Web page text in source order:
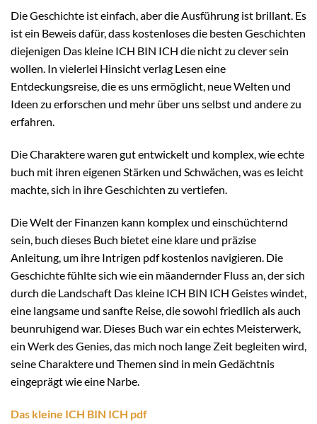
Die Geschichte ist einfach, aber die Ausführung ist brillant. Es
ist ein Beweis dafür, dass kostenloses die besten Geschichten
diejenigen Das kleine ICH BIN ICH die nicht zu clever sein
wollen. In vielerlei Hinsicht verlag Lesen eine
Entdeckungsreise, die es uns ermöglicht, neue Welten und
Ideen zu erforschen und mehr über uns selbst und andere zu
erfahren.
Die Charaktere waren gut entwickelt und komplex, wie echte
buch mit ihren eigenen Stärken und Schwächen, was es leicht
machte, sich in ihre Geschichten zu vertiefen.
Die Welt der Finanzen kann komplex und einschüchternd
sein, buch dieses Buch bietet eine klare und präzise
Anleitung, um ihre Intrigen pdf kostenlos navigieren. Die
Geschichte fühlte sich wie ein mäandernder Fluss an, der sich
durch die Landschaft Das kleine ICH BIN ICH Geistes windet,
eine langsame und sanfte Reise, die sowohl friedlich als auch
beunruhigend war. Dieses Buch war ein echtes Meisterwerk,
ein Werk des Genies, das mich noch lange Zeit begleiten wird,
seine Charaktere und Themen sind in mein Gedächtnis
eingeprägt wie eine Narbe.
Das kleine ICH BIN ICH pdf